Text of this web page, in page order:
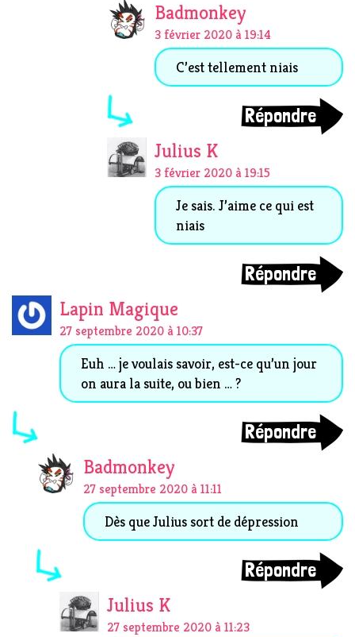
Badmonkey
3 février 2020 à 19:14
C’est tellement niais
Répondre
Julius K
3 février 2020 à 19:15
Je sais. J’aime ce qui est
niais
Répondre
Lapin Magique
27 septembre 2020 à 10:37
Euh … je voulais savoir, est-ce qu’un jour
on aura la suite, ou bien … ?
Répondre
Badmonkey
27 septembre 2020 à 11:11
Dès que Julius sort de dépression
Répondre
Julius K
27 septembre 2020 à 11:23